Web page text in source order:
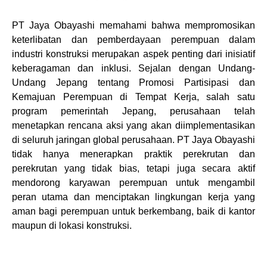
PT Jaya Obayashi memahami bahwa mempromosikan
keterlibatan dan pemberdayaan perempuan dalam
industri konstruksi merupakan aspek penting dari inisiatif
keberagaman dan inklusi. Sejalan dengan Undang-
Undang Jepang tentang Promosi Partisipasi dan
Kemajuan Perempuan di Tempat Kerja, salah satu
program pemerintah Jepang, perusahaan telah
menetapkan rencana aksi yang akan diimplementasikan
di seluruh jaringan global perusahaan. PT Jaya Obayashi
tidak hanya menerapkan praktik perekrutan dan
perekrutan yang tidak bias, tetapi juga secara aktif
mendorong karyawan perempuan untuk mengambil
peran utama dan menciptakan lingkungan kerja yang
aman bagi perempuan untuk berkembang, baik di kantor
maupun di lokasi konstruksi.